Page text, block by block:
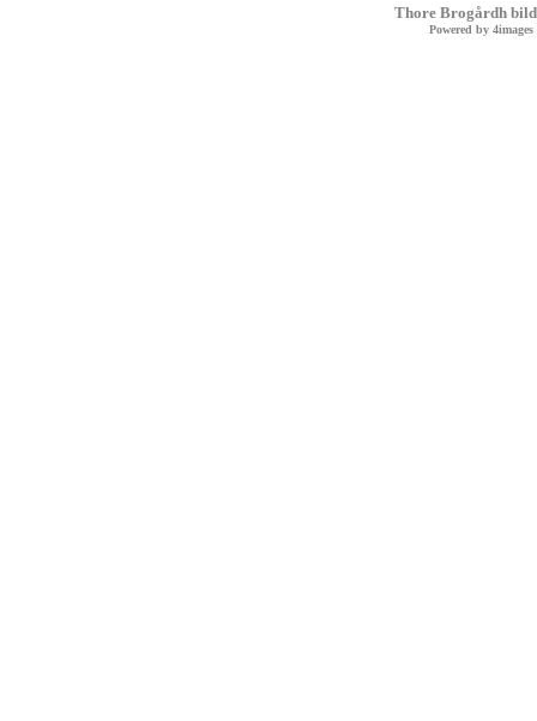
Thore Brogårdh
Powered by 4images